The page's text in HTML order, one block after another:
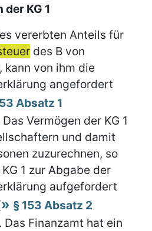
KG 1
vererbten Anteils für
des B von
kann von ihm die
angefordert
Absatz 1
Das Vermögen der KG 1
und damit
zuzurechnen, so
1 zur Abgabe der
aufgefordert
§ 153 Absatz 2
Das Finanzamt hat ein